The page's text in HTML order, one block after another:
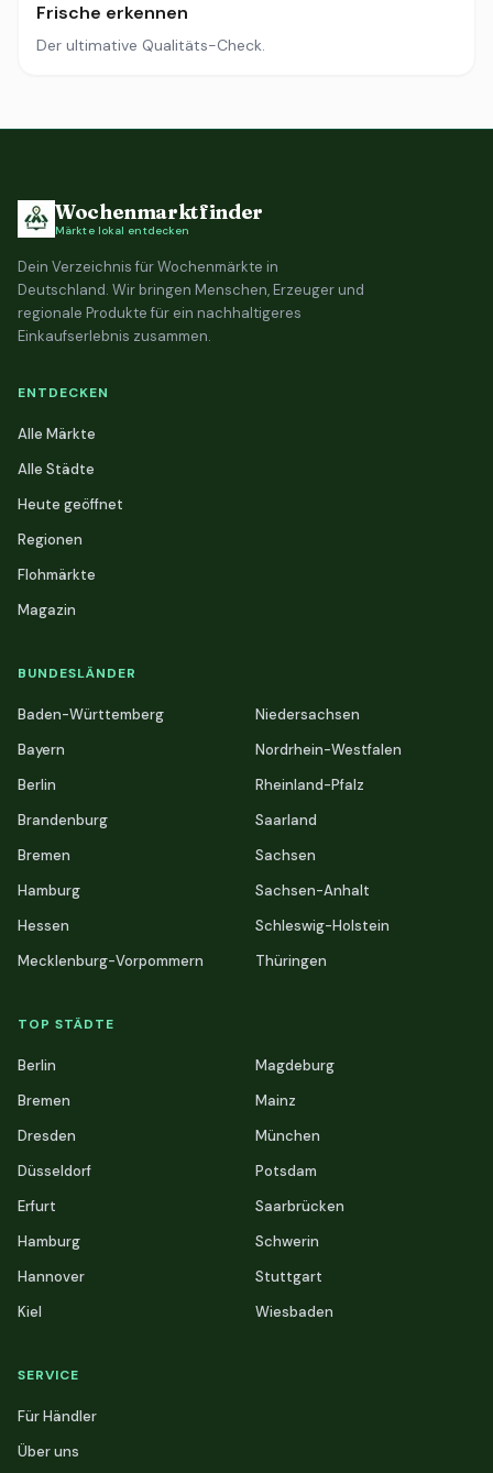
Frische erkennen
Der ultimative Qualitäts-Check.
Wochenmarktfinder
Märkte lokal entdecken
Dein Verzeichnis für Wochenmärkte in
Deutschland. Wir bringen Menschen, Erzeuger und
regionale Produkte für ein nachhaltigeres
Einkaufserlebnis zusammen.
ENTDECKEN
Alle Märkte
Alle Städte
Heute geöffnet
Regionen
Flohmärkte
Magazin
BUNDESLÄNDER
Baden-Württemberg
Bayern
Berlin
Brandenburg
Bremen
Hamburg
Hessen
Mecklenburg-Vorpommern
Niedersachsen
Nordrhein-Westfalen
Rheinland-Pfalz
Saarland
Sachsen
Sachsen-Anhalt
Schleswig-Holstein
Thüringen
TOP STÄDTE
Berlin
Bremen
Dresden
Düsseldorf
Erfurt
Hamburg
Hannover
Kiel
Magdeburg
Mainz
München
Potsdam
Saarbrücken
Schwerin
Stuttgart
Wiesbaden
SERVICE
Für Händler
Über uns